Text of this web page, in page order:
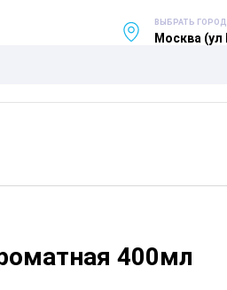
ВЫБРАТЬ ГОРОД
Москва (ул
400мл